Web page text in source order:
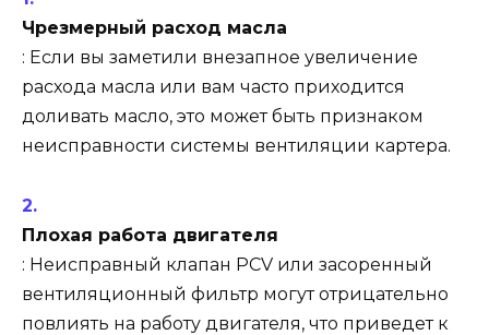
Чрезмерный расход масла
: Если вы заметили внезапное увеличение
расхода масла или вам часто приходится
доливать масло, это может быть признаком
неисправности системы вентиляции картера.
Плохая работа двигателя
: Неисправный клапан PCV или засоренный
вентиляционный фильтр могут отрицательно
повлиять на работу двигателя, что приведет к